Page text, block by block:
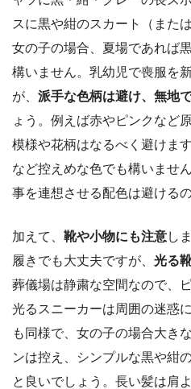
スに黒や紺のスカート（また
女の子の場合、夏場であれば
構いません。乳幼児で喪服を
が、 派手な色柄は避け、無地
ょう。例えば赤やピンクなど
模様や花柄はなるべく避けま
など控えめな色でも構いませ
事を連想させる配色は避ける
加えて、 靴や小物にも注意し
履きでも大丈夫ですが、 光る
葬儀場は静粛な空間なので、
光るスニーカーは周囲の迷惑
も同様で、女の子の場合大き
ンは控え、シンプルな黒や紺
と良いでしょう。長い髪は肩